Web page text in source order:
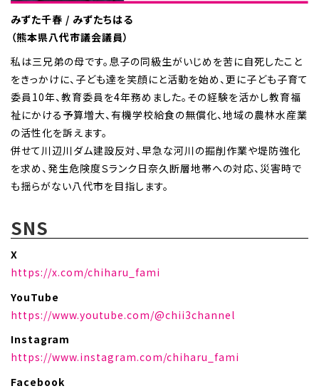
みずた千春 / みずたちはる
（熊本県八代市議会議員）
私は三兄弟の母です。息子の同級生がいじめを苦に自死したこと
をきっかけに、子ども達を笑顔にと活動を始め、更に子ども子育て
委員10年、教育委員を4年務めました。その経験を活かし教育福
祉にかける予算増大、有機学校給食の無償化、地域の農林水産業
の活性化を訴えます。
併せて川辺川ダム建設反対、早急な河川の掘削作業や堤防強化
を求め、発生危険度Ｓランク日奈久断層地帯への対応、災害時で
も揺らがない八代市を目指します。
SNS
X
https://x.com/chiharu_fami
YouTube
https://www.youtube.com/@chii3channel
Instagram
https://www.instagram.com/chiharu_fami
Facebook